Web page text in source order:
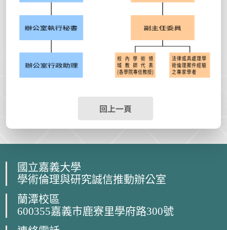
回上一頁
國立嘉義大學
學術倫理與研究誠信推動辦公室
蘭潭校區
600355嘉義市鹿寮里學府路300號